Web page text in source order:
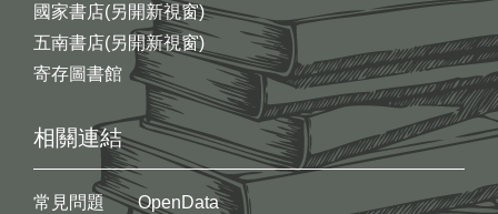
國家書店(另開新視窗)
五南書店(另開新視窗)
寄存圖書館
相關連結
常見問題
OpenData